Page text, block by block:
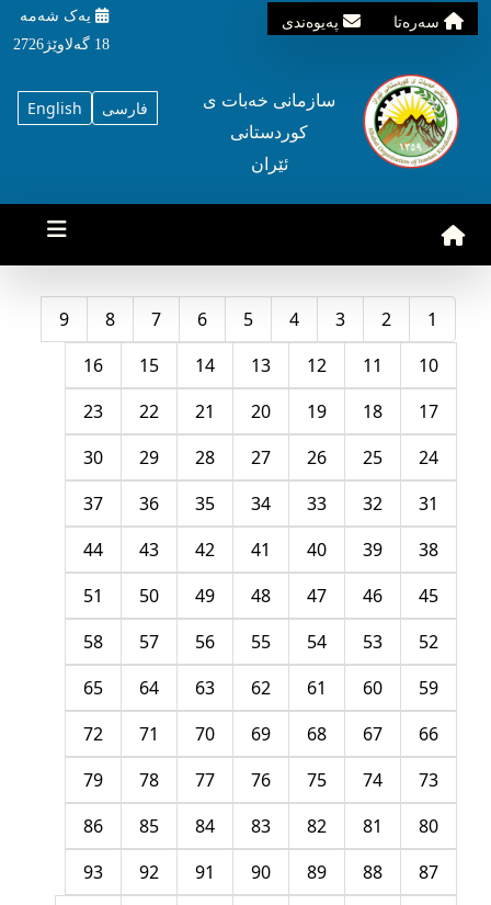
سه‌ره‌تا په‌یوه‌ندی
یه‌ک شه‌مه‌
18 گه‌لاوێژ2726
English فارسی
سازمانی خه‌بات ی
کوردستانی
ئێران
1
2
3
4
5
6
7
8
9
10
11
12
13
14
15
16
17
18
19
20
21
22
23
24
25
26
27
28
29
30
31
32
33
34
35
36
37
38
39
40
41
42
43
44
45
46
47
48
49
50
51
52
53
54
55
56
57
58
59
60
61
62
63
64
65
66
67
68
69
70
71
72
73
74
75
76
77
78
79
80
81
82
83
84
85
86
87
88
89
90
91
92
93